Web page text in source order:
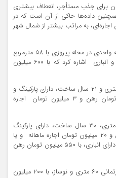
برای جذب مستأجر، انعطاف بیشتری
داده‌ها حاکی از آن است که در
به مراتب بیشتر از شمال شهر
از جمله فایل‌های زیر قیمت می‌توان به واحدی در محله‌ پیروزی با ۵۸ مترمربع
زیربنا، ۱۳ سال عمربنا، دارای پارکینگ و انباری اشاره کرد که با ۶۰۰ میلیون
همچنین در سعادت‌آباد آپارتمانی ۷۲ متری و ۲۱ سال ساخت، دارای پارکینگ و
انباری با یک میلیارد و ۲۰۰ میلیون تومان رهن و ۳ میلیون تومان اجاره
در محله گلبرگ غربی، آپارتمانی ۷۵ متری، ۳۰ سال ساخت، دارای پارکینگ
و انباری، با ۲۰۰ میلیون تومان رهن و ۲۰ میلیون تومان اجاره ماهانه و یا
آپارتمانی ۶۰ متری و ۱۲ سال ساخت، دارای انباری، با ۵۵۰ میلیون تومان رهن
ارائه شده و در محله تهرانپارس، آپارتمانی ۶۰ متری و نوساز، با ۲۰۰ میلیون